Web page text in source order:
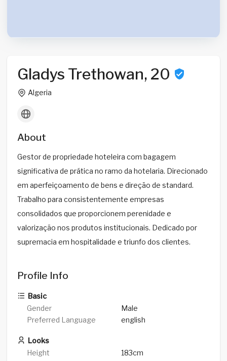
Gladys Trethowan, 20
Algeria
About
Gestor de propriedade hoteleira com bagagem
significativa de prática no ramo da hotelaria. Direcionado
em aperfeiçoamento de bens e direção de standard.
Trabalho para consistentemente empresas
consolidados que proporcionem perenidade e
valorização nos produtos institucionais. Dedicado por
supremacia em hospitalidade e triunfo dos clientes.
Profile Info
Basic
Gender
Male
Preferred Language
english
Looks
Height
183cm